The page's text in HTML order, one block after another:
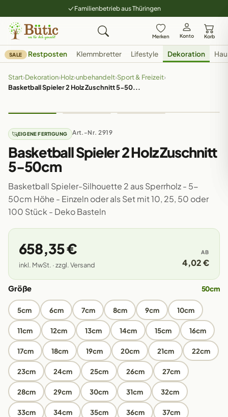
Familienbetrieb aus Thüringen
Merken Konto Korb
SALE Restposten Klemmbretter Lifestyle Dekoration
Start›Dekoration›Holz›unbehandelt›Sport & Freizeit›
Basketball Spieler 2 Holz Zuschnitt 5-50...
EIGENE FERTIGUNG Art.-Nr. 2919
Basketball Spieler 2 Holz Zuschnitt
5-50cm
Basketball Spieler-Silhouette 2 aus Sperrholz - 5-
50cm Höhe - Einzeln oder als Set mit 10, 25, 50 oder
100 Stück - Deko Basteln
658,35 €
inkl. MwSt. · zzgl. Versand
AB
4,02 €
Größe 50cm
5cm 6cm 7cm 8cm 9cm 10cm
11cm 12cm 13cm 14cm 15cm 16cm
17cm 18cm 19cm 20cm 21cm 22cm
23cm 24cm 25cm 26cm 27cm
28cm 29cm 30cm 31cm 32cm
33cm 34cm 35cm 36cm 37cm